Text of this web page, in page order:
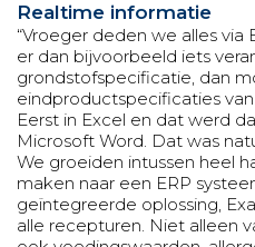
Realtime informatie
“Vroeger deden we alles via
er dan bijvoorbeeld iets
grondstofspecificatie, dan
eindproductspecificaties
Eerst in Excel en dat werd
Microsoft Word. Dat was
We groeiden intussen heel
maken naar een ERP
geïntegreerde oplossing,
alle recepturen. Niet alleen